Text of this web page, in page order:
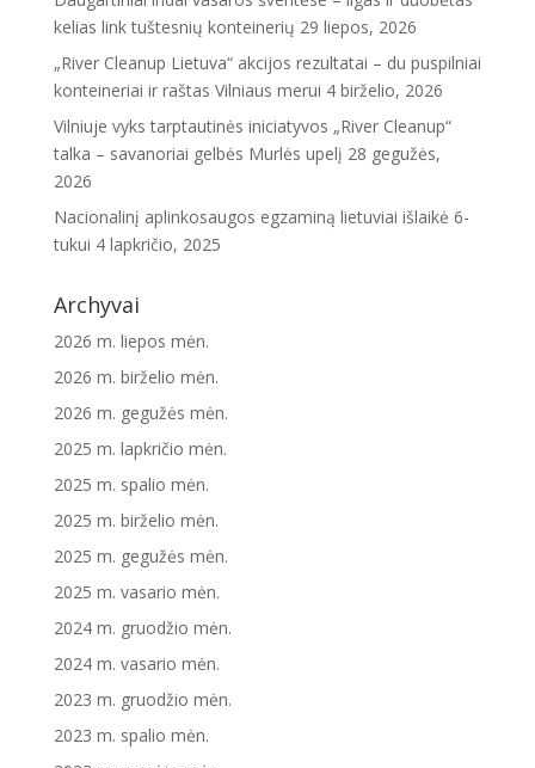
kelias link tuštesnių konteinerių 29 liepos, 2026
„River Cleanup Lietuva“ akcijos rezultatai – du puspilniai
konteineriai ir raštas Vilniaus merui 4 birželio, 2026
Vilniuje vyks tarptautinės iniciatyvos „River Cleanup“
talka – savanoriai gelbės Murlės upelį 28 gegužės,
2026
Nacionalinį aplinkosaugos egzaminą lietuviai išlaikė 6-
tukui 4 lapkričio, 2025
Archyvai
2026 m. liepos mėn.
2026 m. birželio mėn.
2026 m. gegužės mėn.
2025 m. lapkričio mėn.
2025 m. spalio mėn.
2025 m. birželio mėn.
2025 m. gegužės mėn.
2025 m. vasario mėn.
2024 m. gruodžio mėn.
2024 m. vasario mėn.
2023 m. gruodžio mėn.
2023 m. spalio mėn.